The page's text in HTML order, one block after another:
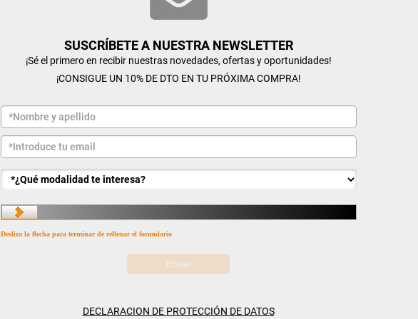
SUSCRÍBETE A NUESTRA NEWSLETTER
¡Sé el primero en recibir nuestras novedades, ofertas y oportunidades!
¡CONSIGUE UN 10% DE DTO EN TU PRÓXIMA COMPRA!
Desliza la flecha para terminar de rellenar el formulario
DECLARACION DE PROTECCIÓN DE DATOS